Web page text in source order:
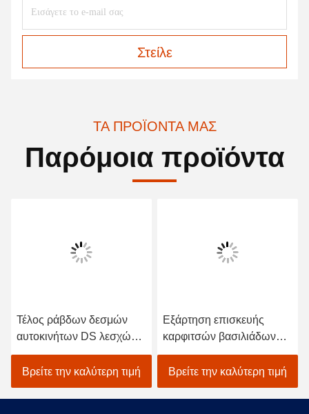
Στείλε
ΤΑ ΠΡΟΪΌΝΤΑ ΜΑΣ
Παρόμοια προϊόντα
Τέλος ράβδων δεσμών
αυτοκινήτων DS λεσχών
2004-ΕΠΆΝΩ στο δεξί
νήμα 2pcs
102022601/102288301
Βρείτε την καλύτερη τιμή
Εξάρτηση επισκευής
καρφιτσών βασιλιάδων
μπροστινών μερών
κάρρων γκολφ για τον
1981-επάνω cOem
1016386 αυτοκινήτων DS
Βρείτε την καλύτερη τιμή